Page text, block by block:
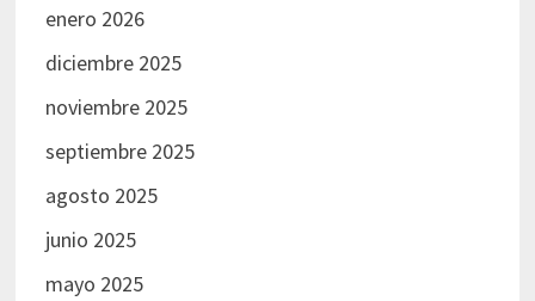
enero 2026
diciembre 2025
noviembre 2025
septiembre 2025
agosto 2025
junio 2025
mayo 2025